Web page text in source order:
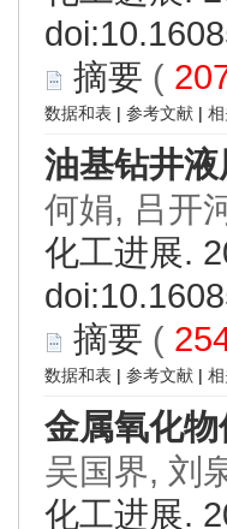
doi:
摘要 (
数据和表 | 参考文献 |
油基钻井
何娟, 吕开
化工进展.
doi:
摘要 (
数据和表 | 参考文献 |
金属氧化
吴国界, 刘
化工进展.